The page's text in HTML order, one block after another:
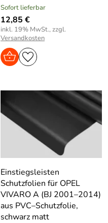
Sofort lieferbar
12,85 €
inkl. 19% MwSt., zzgl.
Versandkosten
Einstiegsleisten
Schutzfolien für OPEL
VIVARO A (BJ 2001–2014)
aus PVC–Schutzfolie,
schwarz matt